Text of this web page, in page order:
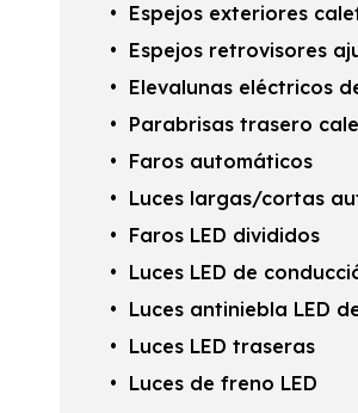
Espejos exteriores
Espejos retrovisores
Elevalunas eléctricos
Parabrisas trasero
Faros automáticos
Luces largas/cortas
Faros LED divididos
Luces LED de
Luces antiniebla LED
Luces LED traseras
Luces de freno LED